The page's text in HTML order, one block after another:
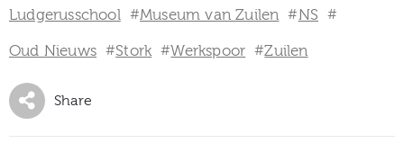
Ludgerusschool #Museum van Zuilen #NS #
Oud Nieuws #Stork #Werkspoor #Zuilen
Share